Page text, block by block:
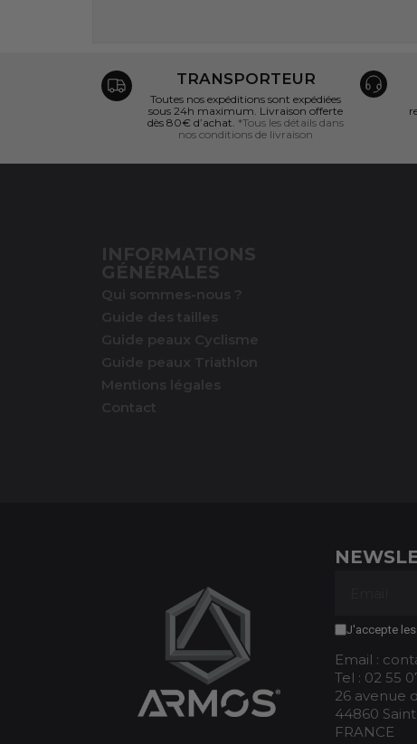
TRANSPORTEUR
Toutes nos expéditions sont expédiées
sous 24h maximum. Livraison offerte
dès 80€ d’achat. *Tous les détails dans
nos conditions de livraison
INFORMATIONS
GÉNÉRALES
Qui sommes-nous ?
Guide des tailles
Guide peaux Cyclisme
Guide peaux Triathlon
Mentions légales
Contact
J'accepte
Email :
Tel : 02 55
26 avenue
44860
FRANCE